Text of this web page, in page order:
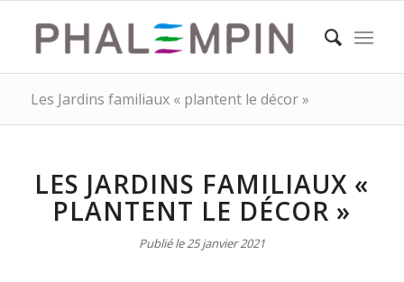
Les Jardins familiaux « plantent le décor »
LES JARDINS FAMILIAUX «
PLANTENT LE DÉCOR »
Publié le 25 janvier 2021